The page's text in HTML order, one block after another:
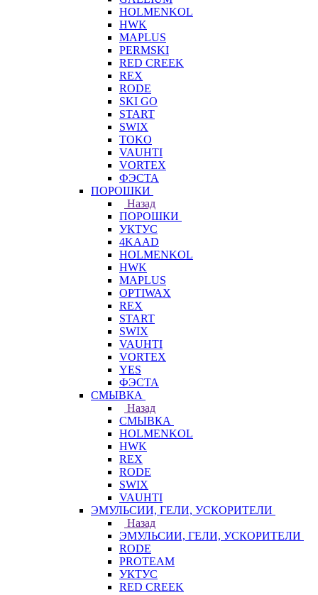
HOLMENKOL
HWK
MAPLUS
PERMSKI
RED CREEK
REX
RODE
SKI GO
START
SWIX
TOKO
VAUHTI
VORTEX
ФЭСТА
ПОРОШКИ
Назад
ПОРОШКИ
УКТУС
4KAAD
HOLMENKOL
HWK
MAPLUS
OPTIWAX
REX
START
SWIX
VAUHTI
VORTEX
YES
ФЭСТА
СМЫВКА
Назад
СМЫВКА
HOLMENKOL
HWK
REX
RODE
SWIX
VAUHTI
ЭМУЛЬСИИ, ГЕЛИ, УСКОРИТЕЛИ
Назад
ЭМУЛЬСИИ, ГЕЛИ, УСКОРИТЕЛИ
RODE
PROTEAM
УКТУС
RED CREEK